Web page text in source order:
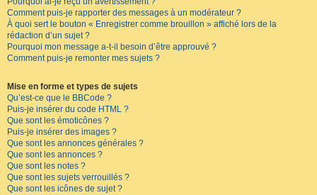
Comment puis-je rapporter des messages à un modérateur ?
À quoi sert le bouton « Enregistrer comme brouillon » affiché lors de la
rédaction d’un sujet ?
Pourquoi mon message a-t-il besoin d’être approuvé ?
Comment puis-je remonter mes sujets ?
Mise en forme et types de sujets
Qu’est-ce que le BBCode ?
Puis-je insérer du code HTML ?
Que sont les émoticônes ?
Puis-je insérer des images ?
Que sont les annonces générales ?
Que sont les annonces ?
Que sont les notes ?
Que sont les sujets verrouillés ?
Que sont les icônes de sujet ?